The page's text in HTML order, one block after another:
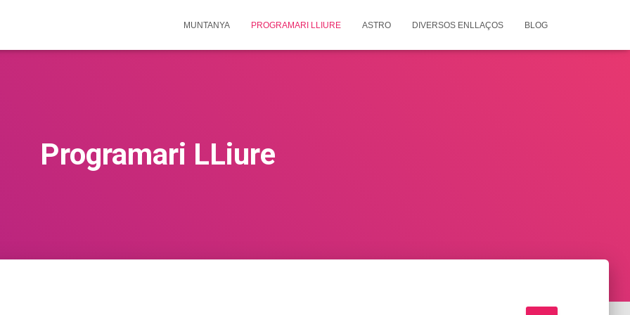
MUNTANYA PROGRAMARI LLIURE ASTRO DIVERSOS ENLLAÇOS BLOG
Programari LLiure